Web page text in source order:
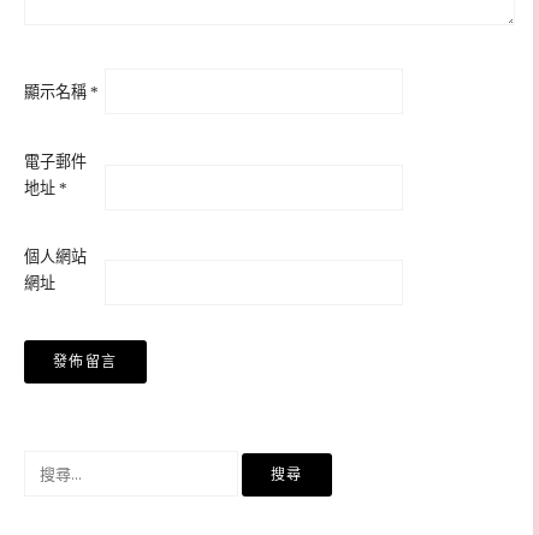
顯示名稱 *
電子郵件
地址 *
個人網站
網址